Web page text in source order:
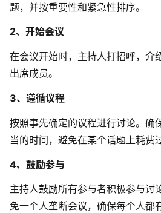
题，并按重要性和紧急性排序。
2、开始会议
在会议开始时，主持人打招呼，介
出席成员。
3、遵循议程
按照事先确定的议程进行讨论。确
当的时间，避免在某个话题上耗费
4、鼓励参与
主持人鼓励所有参与者积极参与讨
免一个人垄断会议，确保每个人都